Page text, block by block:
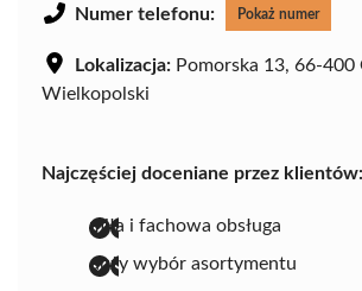
Numer telefonu: Pokaż numer
Lokalizacja: Pomorska 13, 66-400
Wielkopolski
Najczęściej doceniane przez klientów:
miła i fachowa obsługa
duży wybór asortymentu